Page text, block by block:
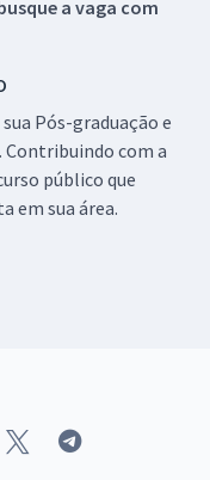
a vaga com
Pós-graduação e
Contribuindo com a
público que
em sua área.